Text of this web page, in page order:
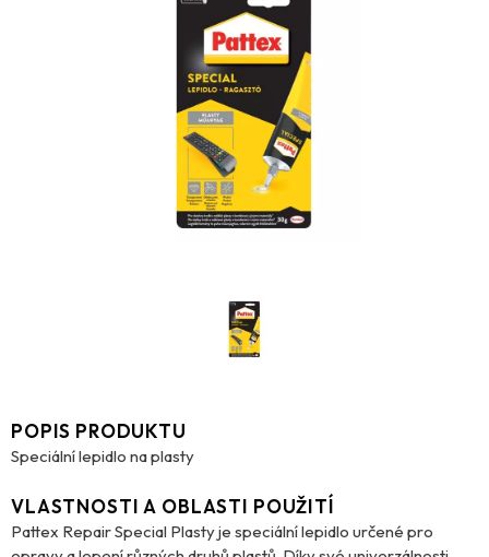
POPIS PRODUKTU
Speciální lepidlo na plasty
VLASTNOSTI A OBLASTI POUŽITÍ
Pattex Repair Special Plasty je speciální lepidlo určené pro